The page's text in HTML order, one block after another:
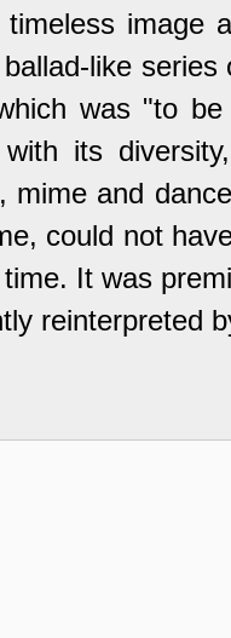
image
like
was "to
its
mime and
could not
It was
reinterpreted